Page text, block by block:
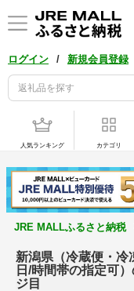
ログイン / 新規会員登録
人気ランキング カテゴリ
JRE MALLふるさと納税
新潟県（冷蔵便・冷
日/時間帯の指定可
ジ目